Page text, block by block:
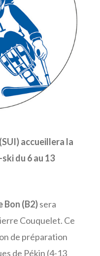
accueillera la
du 6 au 13
Bon (B2)sera
Couquelet. Ce
de préparation
de Pékin (4-13